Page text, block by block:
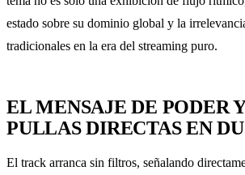
estado sobre su dominio global y la
tradicionales en la era del streaming puro.
EL MENSAJE DE PODER
PULLAS DIRECTAS EN
El track arranca sin filtros, señalando